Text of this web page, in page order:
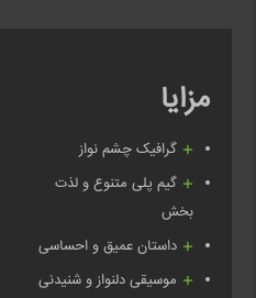
مزایا
گرافیک چشم نواز
گیم پلی متنوع و لذت
بخش
داستان عمیق و احساسی
موسیقی دلنواز و شنیدنی